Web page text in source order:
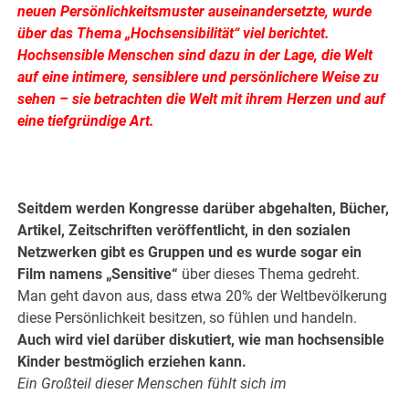
neuen Persönlichkeitsmuster auseinandersetzte, wurde
über das Thema „Hochsensibilität“ viel berichtet.
Hochsensible Menschen sind dazu in der Lage, die Welt
auf eine intimere, sensiblere und persönlichere Weise zu
sehen – sie betrachten die Welt mit ihrem Herzen und auf
eine tiefgründige Art.
Seitdem werden Kongresse darüber abgehalten, Bücher,
Artikel, Zeitschriften veröffentlicht, in den sozialen
Netzwerken gibt es Gruppen und es wurde sogar ein
Film namens „Sensitive“ über dieses Thema gedreht.
Man geht davon aus, dass etwa 20% der Weltbevölkerung
diese Persönlichkeit besitzen, so fühlen und handeln.
Auch wird viel darüber diskutiert, wie man hochsensible
Kinder bestmöglich erziehen kann.
Ein Großteil dieser Menschen fühlt sich im